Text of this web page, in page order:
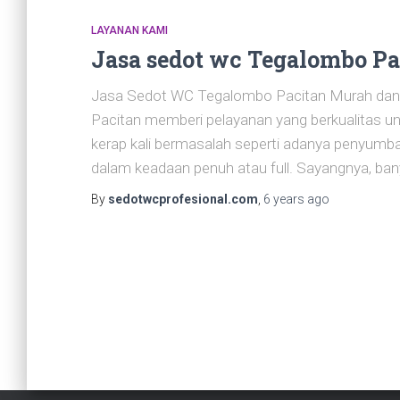
LAYANAN KAMI
Jasa sedot wc Tegalombo
Jasa Sedot WC Tegalombo Pacitan Murah
Pacitan memberi pelayanan yang berkualitas
kerap kali bermasalah seperti adanya
dalam keadaan penuh atau full. Sayangnya,
By sedotwcprofesional.com 6 years ago